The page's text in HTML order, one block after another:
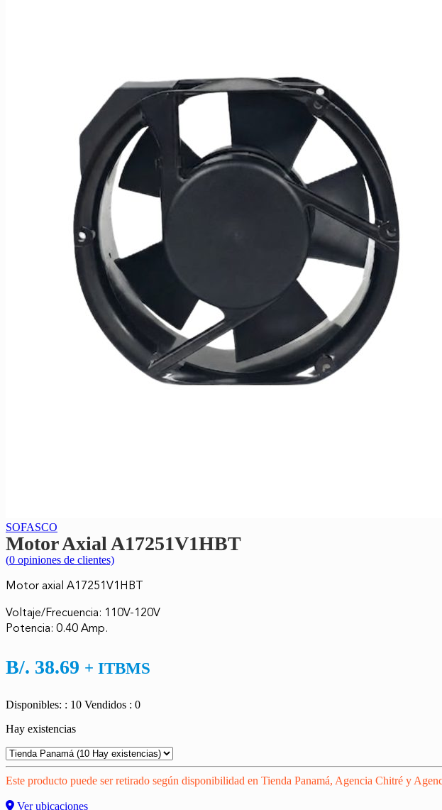
SOFASCO
Motor Axial A17251V1HBT
(0 opiniones de clientes)
Motor axial A17251V1HBT
Voltaje/Frecuencia: 110V-120V
Potencia: 0.40 Amp.
B/. 38.69 + ITBMS
Disponibles: : 10 Vendidos : 0
Hay existencias
Este producto puede ser retirado según disponibilidad en Tienda Panamá, Agencia Chitré y
Ver ubicaciones